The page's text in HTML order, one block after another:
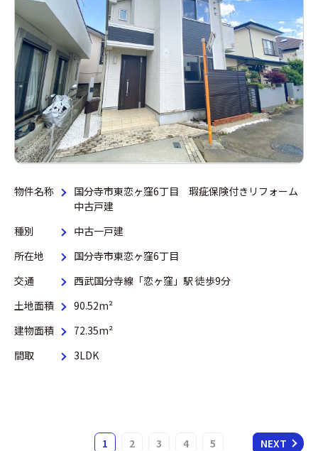
物件名称
国分寺市東恋ヶ窪6丁目 瑕疵保険付きリフォーム
中古戸建
種別
中古一戸建
所在地
国分寺市東恋ヶ窪6丁目
交通
西武国分寺線「恋ヶ窪」駅 徒歩9分
土地面積
90.52m²
建物面積
72.35m²
間取
3LDK
1 2 3 4 5 NEXT